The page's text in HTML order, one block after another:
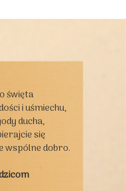
święta
i uśmiechu,
ducha,
się
wspólne dobro.